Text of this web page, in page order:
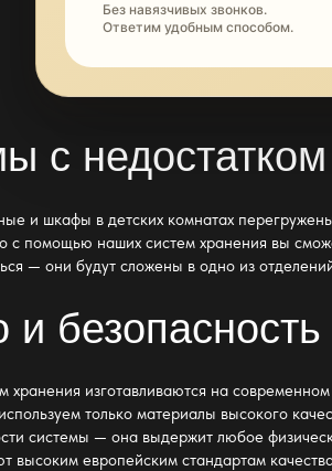
Без навязчивых звонков.
Ответим удобным способом.
с
и шкафы в детских комнатах
с помощью наших системхранения вы
— они будут сложены в одно из
и безопасность
хранения изготавливаются на
только материалы высокого
системы — она выдержит любое
высоким европейским стандартам